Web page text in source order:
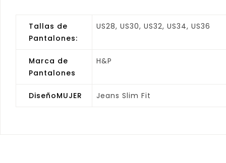
Tallas de
Pantalones:
US28, US30, US32, US34, US36
Marca de
Pantalones
H&P
DiseñoMUJER Jeans Slim Fit